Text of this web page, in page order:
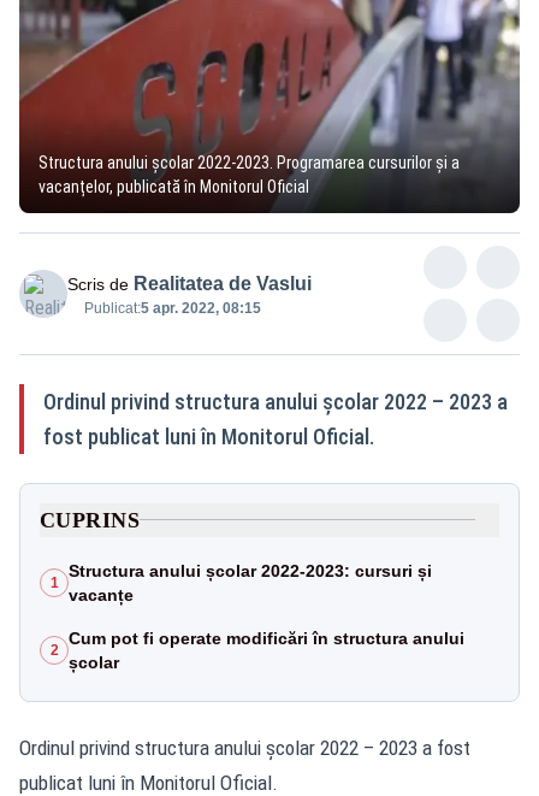
Structura anului școlar 2022-2023. Programarea cursurilor și a
vacanțelor, publicată în Monitorul Oficial
Scris de Realitatea de Vaslui
Publicat:5 apr. 2022, 08:15
Ordinul privind structura anului şcolar 2022 – 2023 a
fost publicat luni în Monitorul Oficial.
CUPRINS
1
Structura anului școlar 2022-2023: cursuri și
vacanțe
2
Cum pot fi operate modificări în structura anului
școlar
Ordinul privind structura anului şcolar 2022 – 2023 a fost
publicat luni în Monitorul Oficial.